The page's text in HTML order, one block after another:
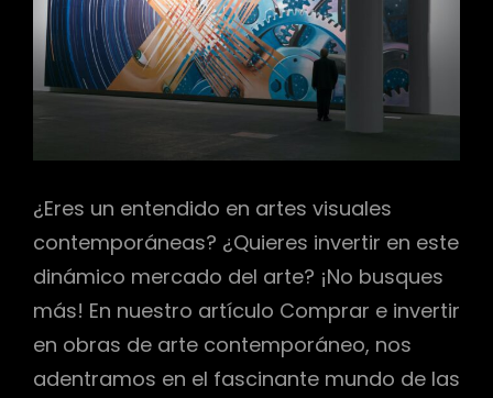
¿Eres un entendido en artes visuales
contemporáneas? ¿Quieres invertir en este
dinámico mercado del arte? ¡No busques
más! En nuestro artículo Comprar e invertir
en obras de arte contemporáneo, nos
adentramos en el fascinante mundo de las